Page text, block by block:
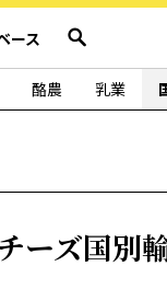
ース
酪農 乳業
ーズ国別